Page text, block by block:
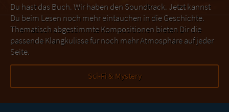
Du hast das Buch. Wir haben den Soundtrack. Jetzt kannst
Du beim Lesen noch mehr eintauchen in die Geschichte.
Thematisch abgestimmte Kompositionen bieten Dir die
passende Klangkulisse für noch mehr Atmosphäre auf jeder
Seite.
Sci-Fi & Mystery